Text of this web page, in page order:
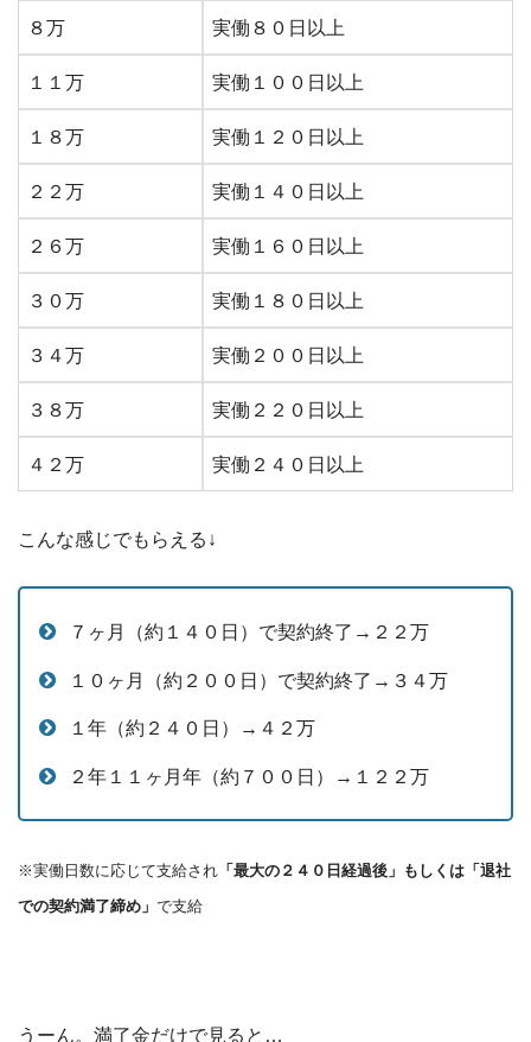
８万 実働８０日以上
１１万 実働１００日以上
１８万 実働１２０日以上
２２万 実働１４０日以上
２６万 実働１６０日以上
３０万 実働１８０日以上
３４万 実働２００日以上
３８万 実働２２０日以上
４２万 実働２４０日以上
こんな感じでもらえる↓
７ヶ月（約１４０日）で契約終了→２２万
１０ヶ月（約２００日）で契約終了→３４万
１年（約２４０日）→４２万
２年１１ヶ月年（約７００日）→１２２万
※実働日数に応じて支給され 「最大の２４０日経過後」もしくは「退社
での契約満了締め」 で支給
うーん。満了金だけで見ると…